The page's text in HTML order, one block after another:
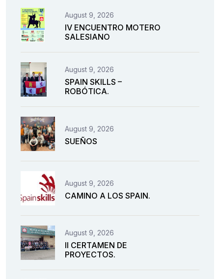
August 9, 2026
IV ENCUENTRO MOTERO
SALESIANO
August 9, 2026
SPAIN SKILLS –
ROBÓTICA.
August 9, 2026
SUEÑOS
August 9, 2026
CAMINO A LOS SPAIN.
August 9, 2026
II CERTAMEN DE
PROYECTOS.